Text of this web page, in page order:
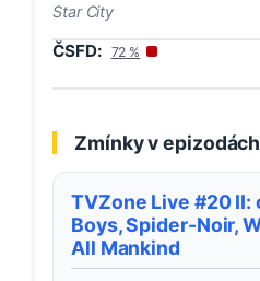
Star City
ČSFD: 72 %
Zmínky v
TVZone Live #20 II:
Boys, Spider-Noir,
All Mankind